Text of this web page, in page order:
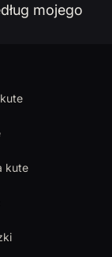
mojego
kute